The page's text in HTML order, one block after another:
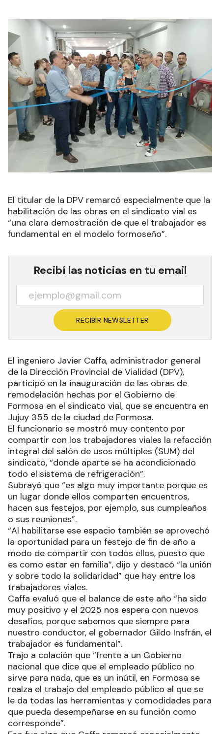
El titular de la DPV remarcó especialmente que la
habilitación de las obras en el sindicato vial es
“una clara demostración de que el trabajador es
fundamental en el modelo formoseño”.
Recibí las noticias en tu email
RECIBIR NEWSLETTER
El ingeniero Javier Caffa, administrador general
de la Dirección Provincial de Vialidad (DPV),
participó en la inauguración de las obras de
remodelación hechas por el Gobierno de
Formosa en el sindicato vial, que se encuentra en
Jujuy 355 de la ciudad de Formosa.
El funcionario se mostró muy contento por
compartir con los trabajadores viales la refacción
integral del salón de usos múltiples (SUM) del
sindicato, “donde aparte se ha acondicionado
todo el sistema de refrigeración”.
Subrayó que “es algo muy importante porque es
un lugar donde ellos comparten encuentros,
hacen sus festejos, por ejemplo, sus cumpleaños
o sus reuniones”.
“Al habilitarse ese espacio también se aprovechó
la oportunidad para un festejo de fin de año a
modo de compartir con todos ellos, puesto que
es como estar en familia”, dijo y destacó “la unión
y sobre todo la solidaridad” que hay entre los
trabajadores viales.
Caffa evaluó que el balance de este año “ha sido
muy positivo y el 2025 nos espera con nuevos
desafíos, porque sabemos que siempre para
nuestro conductor, el gobernador Gildo Insfrán, el
trabajador es fundamental”.
Trajo a colación que “frente a un Gobierno
nacional que dice que el empleado público no
sirve para nada, que es un inútil, en Formosa se
realza el trabajo del empleado público al que se
le da todas las herramientas y comodidades para
que pueda desempeñarse en su función como
corresponde”.